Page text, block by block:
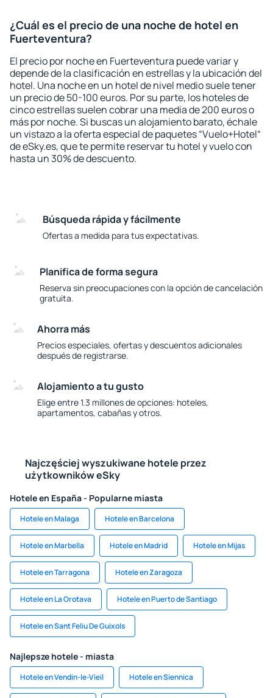
¿Cuál es el precio de una noche de hotel en
Fuerteventura?
El precio por noche en Fuerteventura puede variar y
depende de la clasificación en estrellas y la ubicación del
hotel. Una noche en un hotel de nivel medio suele tener
un precio de 50-100 euros. Por su parte, los hoteles de
cinco estrellas suelen cobrar una media de 200 euros o
más por noche. Si buscas un alojamiento barato, échale
un vistazo a la oferta especial de paquetes “Vuelo+Hotel“
de eSky.es, que te permite reservar tu hotel y vuelo con
hasta un 30% de descuento.
Búsqueda rápida y fácilmente
Ofertas a medida para tus expectativas.
Planifica de forma segura
Reserva sin preocupaciones con la opción de cancelación
gratuita.
Ahorra más
Precios especiales, ofertas y descuentos adicionales
después de registrarse.
Alojamiento a tu gusto
Elige entre 1.3 millones de opciones: hoteles,
apartamentos, cabañas y otros.
Najczęściej wyszukiwane hotele przez
użytkowników eSky
Hotele en España - Popularne miasta
Hotele en Malaga Hotele en Barcelona
Hotele en Marbella Hotele en Madrid Hotele en Mijas
Hotele en Tarragona Hotele en Zaragoza
Hotele en La Orotava Hotele en Puerto de Santiago
Hotele en Sant Feliu De Guixols
Najlepsze hotele - miasta
Hotele en Vendin-le-Vieil Hotele en Siennica